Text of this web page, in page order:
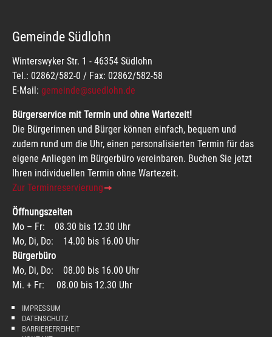
Gemeinde Südlohn
Winterswyker Str. 1 - 46354 Südlohn
Tel.: 02862/582-0 / Fax: 02862/582-58
E-Mail: gemeinde@suedlohn.de
Bürgerservice mit Termin und ohne Wartezeit!
Die Bürgerinnen und Bürger können einfach, bequem und
zudem rund um die Uhr, einen personalisierten Termin für das
eigene Anliegen im Bürgerbüro vereinbaren. Buchen Sie jetzt
Ihren individuellen Termin ohne Wartezeit.
Zur Terminreservierung
Öffnungszeiten
Mo – Fr: 08.30 bis 12.30 Uhr
Mo, Di, Do: 14.00 bis 16.00 Uhr
Bürgerbüro
Mo, Di, Do: 08.00 bis 16.00 Uhr
Mi. + Fr: 08.00 bis 12.30 Uhr
IMPRESSUM
DATENSCHUTZ
BARRIEREFREIHEIT